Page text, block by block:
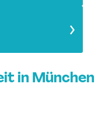
in München